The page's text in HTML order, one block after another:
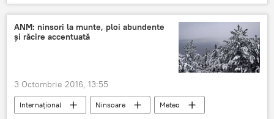
Europa de Est
Europa
Aleksandr Grușko
NATO
Europa de Est
Țările Baltice
ANM: ninsori la munte, ploi abundente
şi răcire accentuată
3 Octombrie 2016, 13:55
Internaţional Ninsoare
Meteo